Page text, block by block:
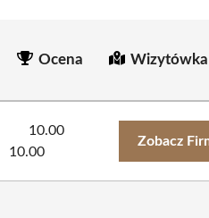
Ocena
10.00
10.00
Zobacz